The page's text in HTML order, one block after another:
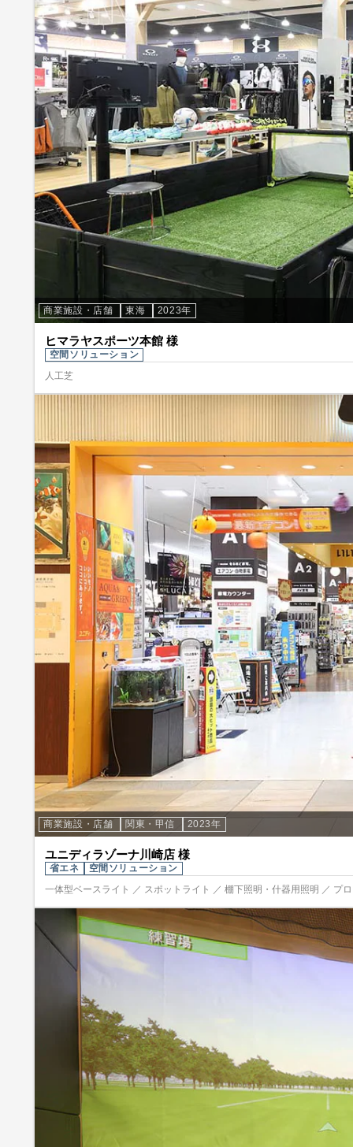
商業施設・店舗 東海 2023年
ヒマラヤスポーツ本館 様
空間ソリューション
人工芝
商業施設・店舗 関東・甲信 2023年
ユニディラゾーナ川崎店 様
省エネ
空間ソリューション
一体型ベースライト ／ スポットライト ／ 棚下照明・什器用照明 ／ プ